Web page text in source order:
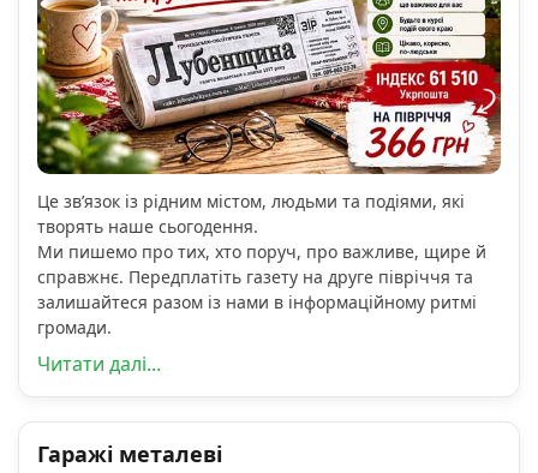
Це зв’язок із рідним містом, людьми та подіями, які
творять наше сьогодення.
Ми пишемо про тих, хто поруч, про важливе, щире й
справжнє. Передплатіть газету на друге півріччя та
залишайтеся разом із нами в інформаційному ритмі
громади.
Читати далі...
Гаражі металеві